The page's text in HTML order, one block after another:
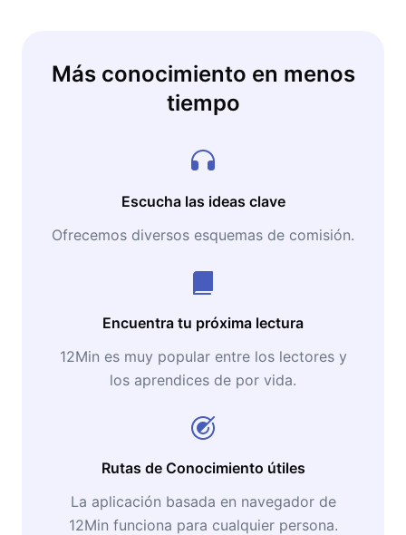
Más conocimiento en menos
tiempo
Escucha las ideas clave
Ofrecemos diversos esquemas de comisión.
Encuentra tu próxima lectura
12Min es muy popular entre los lectores y
los aprendices de por vida.
Rutas de Conocimiento útiles
La aplicación basada en navegador de
12Min funciona para cualquier persona.